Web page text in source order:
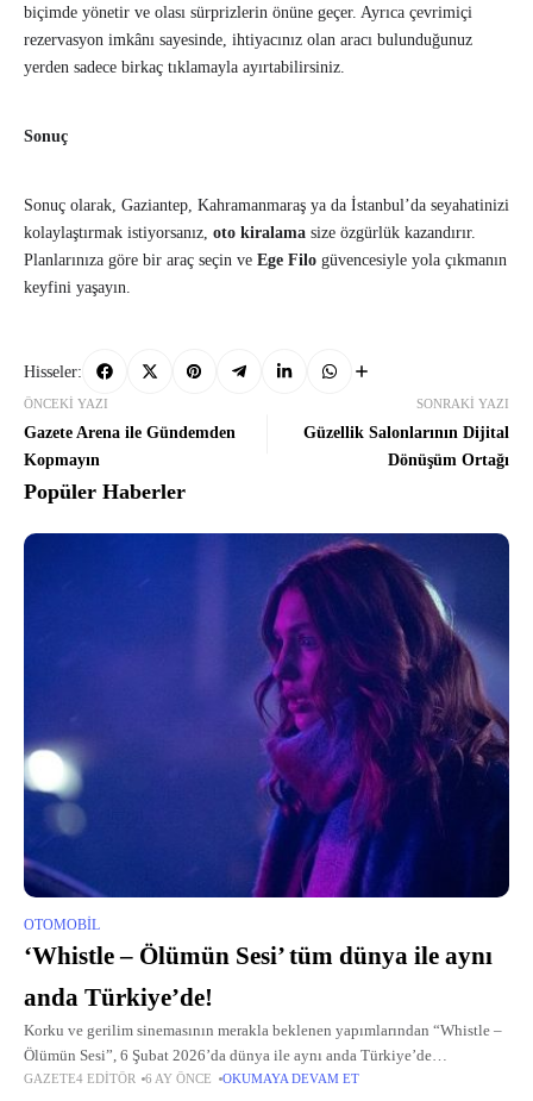
biçimde yönetir ve olası sürprizlerin önüne geçer. Ayrıca çevrimiçi
rezervasyon imkânı sayesinde, ihtiyacınız olan aracı bulunduğunuz
yerden sadece birkaç tıklamayla ayırtabilirsiniz.
Sonuç
Sonuç olarak, Gaziantep, Kahramanmaraş ya da İstanbul’da seyahatinizi
kolaylaştırmak istiyorsanız, oto kiralama size özgürlük kazandırır.
Planlarınıza göre bir araç seçin ve Ege Filo güvencesiyle yola çıkmanın
keyfini yaşayın.
Hisseler:
ÖNCEKI YAZI
Gazete Arena ile Gündemden
Kopmayın
SONRAKI YAZI
Güzellik Salonlarının Dijital
Dönüşüm Ortağı
Popüler Haberler
OTOMOBIL
‘Whistle – Ölümün Sesi’ tüm dünya ile aynı
anda Türkiye’de!
Korku ve gerilim sinemasının merakla beklenen yapımlarından “Whistle –
Ölümün Sesi”, 6 Şubat 2026’da dünya ile aynı anda Türkiye’de
sinemaseverlerle buluşuyor.
GAZETE4 EDITÖR 6 AY ÖNCE OKUMAYA DEVAM ET